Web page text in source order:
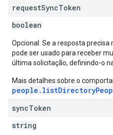
requestSyncToken
boolean
Opcional. Se a resposta precisa
pode ser usado para receber
última solicitação, definindo-o
Mais detalhes sobre o
syncToken
string